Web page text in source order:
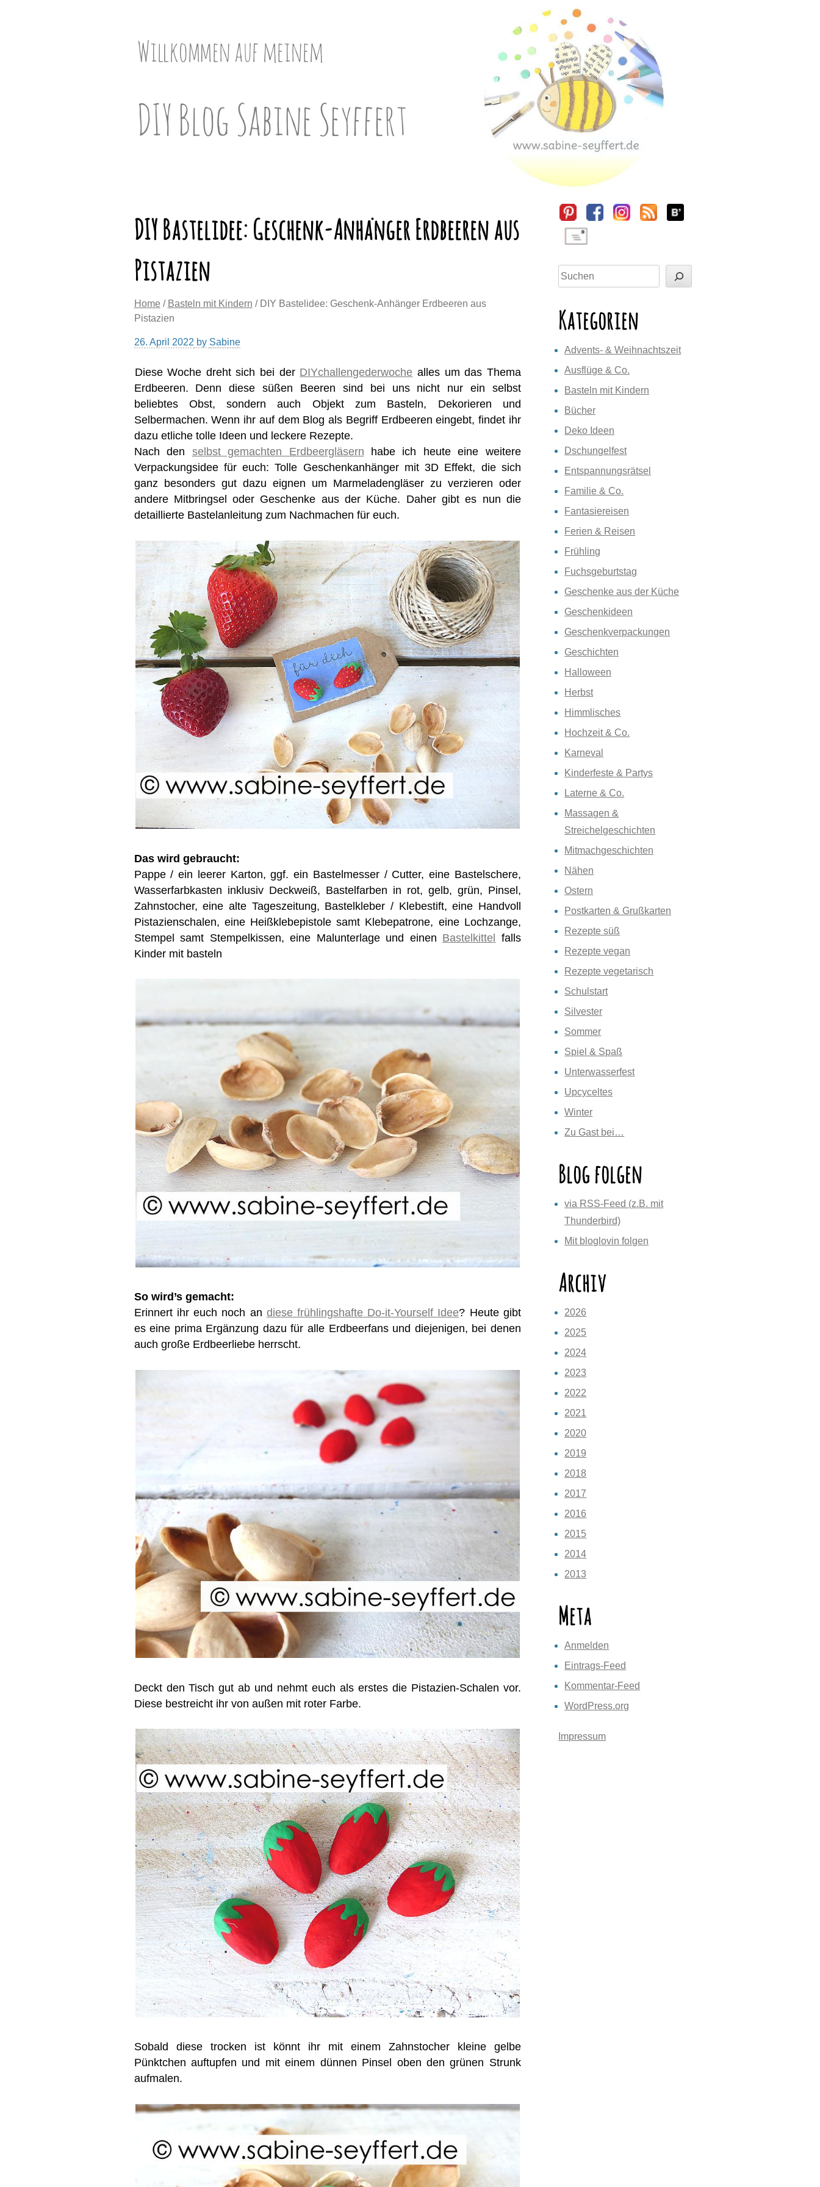
Willkommen auf meinem
DIY Blog Sabine Seyffert
DIY Bastelidee: Geschenk-Anhänger Erdbeeren aus
Pistazien
Home / Basteln mit Kindern / DIY Bastelidee: Geschenk-Anhänger Erdbeeren aus
Pistazien
26. April 2022 by Sabine
Diese Woche dreht sich bei der DIYchallengederwoche alles um das Thema
Erdbeeren. Denn diese süßen Beeren sind bei uns nicht nur ein selbst
beliebtes Obst, sondern auch Objekt zum Basteln, Dekorieren und
Selbermachen. Wenn ihr auf dem Blog als Begriff Erdbeeren eingebt, findet ihr
dazu etliche tolle Ideen und leckere Rezepte.
Nach den selbst gemachten Erdbeergläsern habe ich heute eine weitere
Verpackungsidee für euch: Tolle Geschenkanhänger mit 3D Effekt, die sich
ganz besonders gut dazu eignen um Marmeladengläser zu verzieren oder
andere Mitbringsel oder Geschenke aus der Küche. Daher gibt es nun die
detaillierte Bastelanleitung zum Nachmachen für euch.
Das wird gebraucht:
Pappe / ein leerer Karton, ggf. ein Bastelmesser / Cutter, eine Bastelschere,
Wasserfarbkasten inklusiv Deckweiß, Bastelfarben in rot, gelb, grün, Pinsel,
Zahnstocher, eine alte Tageszeitung, Bastelkleber / Klebestift, eine Handvoll
Pistazienschalen, eine Heißklebepistole samt Klebepatrone, eine Lochzange,
Stempel samt Stempelkissen, eine Malunterlage und einen Bastelkittel falls
Kinder mit basteln
So wird’s gemacht:
Erinnert ihr euch noch an diese frühlingshafte Do-it-Yourself Idee? Heute gibt
es eine prima Ergänzung dazu für alle Erdbeerfans und diejenigen, bei denen
auch große Erdbeerliebe herrscht.
Deckt den Tisch gut ab und nehmt euch als erstes die Pistazien-Schalen vor.
Diese bestreicht ihr von außen mit roter Farbe.
Sobald diese trocken ist könnt ihr mit einem Zahnstocher kleine gelbe
Pünktchen auftupfen und mit einem dünnen Pinsel oben den grünen Strunk
aufmalen.
Sidebar
Suchen
Kategorien
Advents- & Weihnachtszeit
Ausflüge & Co.
Basteln mit Kindern
Bücher
Deko Ideen
Dschungelfest
Entspannungsrätsel
Familie & Co.
Fantasiereisen
Ferien & Reisen
Frühling
Fuchsgeburtstag
Geschenke aus der Küche
Geschenkideen
Geschenkverpackungen
Geschichten
Halloween
Herbst
Himmlisches
Hochzeit & Co.
Karneval
Kinderfeste & Partys
Laterne & Co.
Massagen &
Streichelgeschichten
Mitmachgeschichten
Nähen
Ostern
Postkarten & Grußkarten
Rezepte süß
Rezepte vegan
Rezepte vegetarisch
Schulstart
Silvester
Sommer
Spiel & Spaß
Unterwasserfest
Upcyceltes
Winter
Zu Gast bei…
Blog folgen
via RSS-Feed (z.B. mit
Thunderbird)
Mit bloglovin folgen
Archiv
2026
2025
2024
2023
2022
2021
2020
2019
2018
2017
2016
2015
2014
2013
Meta
Anmelden
Eintrags-Feed
Kommentar-Feed
WordPress.org
Impressum